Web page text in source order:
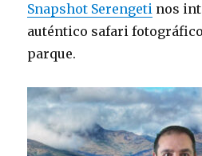
Snapshot Serengeti nos
auténtico safari
parque.